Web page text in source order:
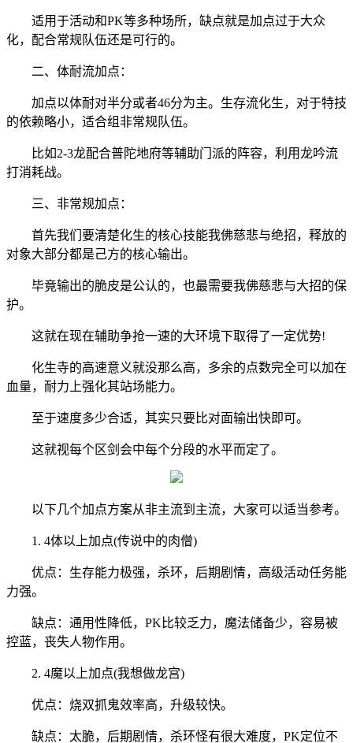
适用于活动和PK等多种场所，缺点就是加点过于大众
化，配合常规队伍还是可行的。
二、体耐流加点：
加点以体耐对半分或者46分为主。生存流化生，对于特技
的依赖略小，适合组非常规队伍。
比如2-3龙配合普陀地府等辅助门派的阵容，利用龙吟流
打消耗战。
三、非常规加点：
首先我们要清楚化生的核心技能我佛慈悲与绝招，释放的
对象大部分都是己方的核心输出。
毕竟输出的脆皮是公认的，也最需要我佛慈悲与大招的保
护。
这就在现在辅助争抢一速的大环境下取得了一定优势!
化生寺的高速意义就没那么高，多余的点数完全可以加在
血量，耐力上强化其站场能力。
至于速度多少合适，其实只要比对面输出快即可。
这就视每个区剑会中每个分段的水平而定了。
以下几个加点方案从非主流到主流，大家可以适当参考。
1. 4体以上加点(传说中的肉僧)
优点：生存能力极强，杀环，后期剧情，高级活动任务能
力强。
缺点：通用性降低，PK比较乏力，魔法储备少，容易被
控蓝，丧失人物作用。
2. 4魔以上加点(我想做龙宫)
优点：烧双抓鬼效率高，升级较快。
缺点：太脆，后期剧情，杀环怪有很大难度，PK定位不